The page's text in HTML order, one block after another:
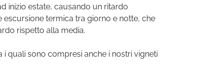
inizio estate, causando un ritardo
termica tra giorno e notte, che
rispetto alla media.
quali sono compresi anche i nostri vigneti